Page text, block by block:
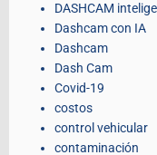
DASHCAM
Dashcam con IA
Dashcam
Dash Cam
Covid-19
costos
control vehicular
contaminación